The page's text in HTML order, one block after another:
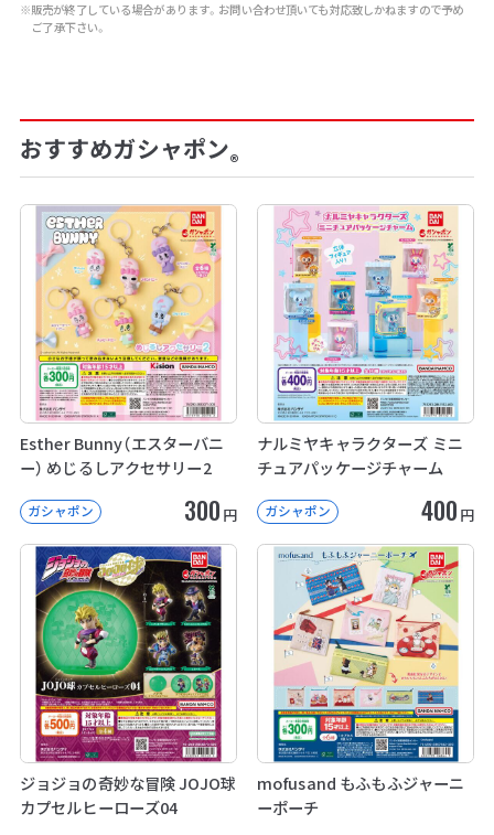
※販売が終了している場合があります。お問い合わせ頂いても対応致しかねますので予め
ご了承下さい。
おすすめガシャポン®
Esther Bunny（エスターバニ
ー） めじるしアクセサリー2
ガシャポン 300 円
ナルミヤキャラクターズ ミニ
チュアパッケージチャーム
ガシャポン 400 円
ジョジョの奇妙な冒険 JOJO球
カプセルヒーローズ04
mofusand もふもふジャーニ
ーポーチ